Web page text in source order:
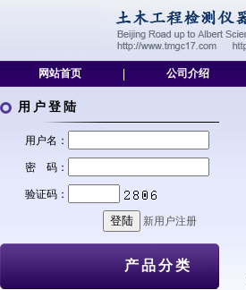
网站首页 公司介绍
用户登陆
用户名：
密 码：
验证码：
新用户注册
产品分类